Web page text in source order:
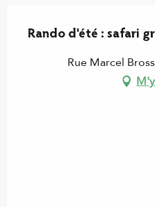
Rando d'été : safari
Rue Marcel